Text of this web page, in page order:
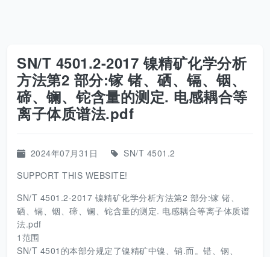
SN/T 4501.2-2017 镍精矿化学分析
方法第2 部分:镓 锗、硒、镉、铟、
碲、镧、铊含量的测定. 电感耦合等
离子体质谱法.pdf
2024年07月31日
SN/T 4501.2
SUPPORT THIS WEBSITE!
SN/T 4501.2-2017 镍精矿化学分析方法第2 部分:镓 锗、
硒、镉、铟、碲、镧、铊含量的测定. 电感耦合等离子体质谱
法.pdf
1范围
SN/T 4501的本部分规定了镍精矿中镍、销.而。错、钢、